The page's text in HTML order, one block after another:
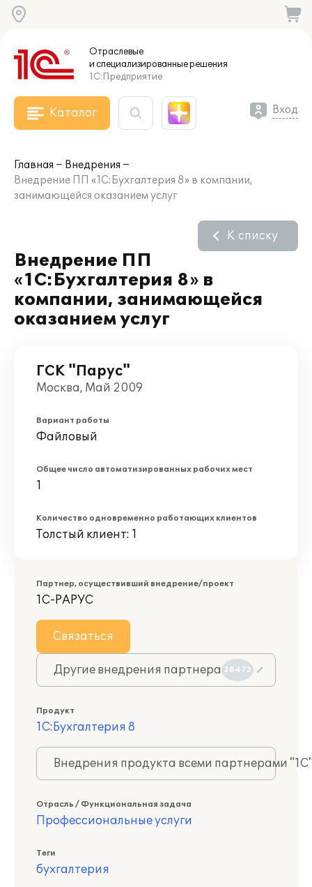
Отраслевые
и специализированныерешения
1С:Предприятие
Каталог Вход
Главная
Внедрения
Внедрение ПП «1С:Бухгалтерия 8» в компании,
занимающейся оказанием услуг
Внедрение ПП
«1С:Бухгалтерия 8» в
компании, занимающейся
оказанием услуг
К списку
ГСК "Парус"
Москва, Май 2009
Вариант работы
Файловый
Общее число автоматизированных рабочих мест
1
Количество одновременно работающих клиентов
Толстый клиент: 1
Партнер, осуществивший внедрение/проект
1С-РАРУС
Связаться
Другие внедрения партнера 28473
Продукт
1С:Бухгалтерия 8
Внедрения продукта всеми партнерами
Отрасль / Функциональная задача
Профессиональные услуги
Теги
бухгалтерия